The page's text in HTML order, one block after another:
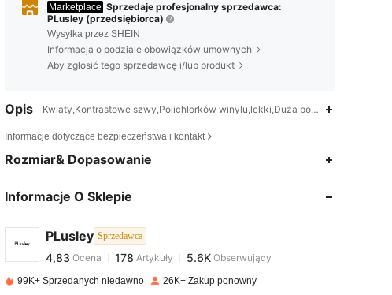
Marketplace Sprzedaje profesjonalny sprzedawca:
PLusley (przedsiębiorca)
Wysyłka przez SHEIN
Informacja o podziale obowiązków umownych
Aby zgłosić tego sprzedawcę i/lub produkt
Opis Kwiaty,Kontrastowe szwy,Polichlorków winylu,lekki,Duża pojemność
Informacje dotyczące bezpieczeństwa i kontakt
Rozmiar& Dopasowanie
Informacje O Sklepie
PLusley Sprzedawca
4,83 178
4,83 178
4,83 Ocena 178 Artykuły 5.6K Obserwujący
zapłacono 1 dzień temu
99K+ Sprzedanych niedawno 26K+ Zakup ponowny